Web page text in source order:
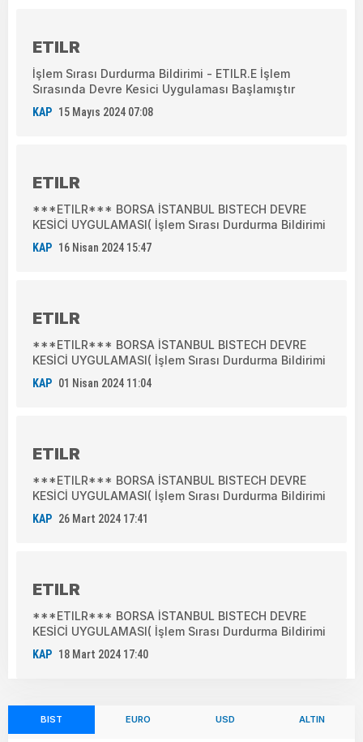
ETILR
İşlem Sırası Durdurma Bildirimi - ETILR.E İşlem
Sırasında Devre Kesici Uygulaması Başlamıştır
KAP 15 Mayıs 2024 07:08
ETILR
***ETILR*** BORSA İSTANBUL BISTECH DEVRE
KESİCİ UYGULAMASI( İşlem Sırası Durdurma Bildirimi
KAP 16 Nisan 2024 15:47
ETILR
***ETILR*** BORSA İSTANBUL BISTECH DEVRE
KESİCİ UYGULAMASI( İşlem Sırası Durdurma Bildirimi
KAP 01 Nisan 2024 11:04
ETILR
***ETILR*** BORSA İSTANBUL BISTECH DEVRE
KESİCİ UYGULAMASI( İşlem Sırası Durdurma Bildirimi
KAP 26 Mart 2024 17:41
ETILR
***ETILR*** BORSA İSTANBUL BISTECH DEVRE
KESİCİ UYGULAMASI( İşlem Sırası Durdurma Bildirimi
KAP 18 Mart 2024 17:40
BIST EURO USD ALTIN